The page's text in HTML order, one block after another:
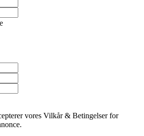
vores Vilkår & Betingelser for